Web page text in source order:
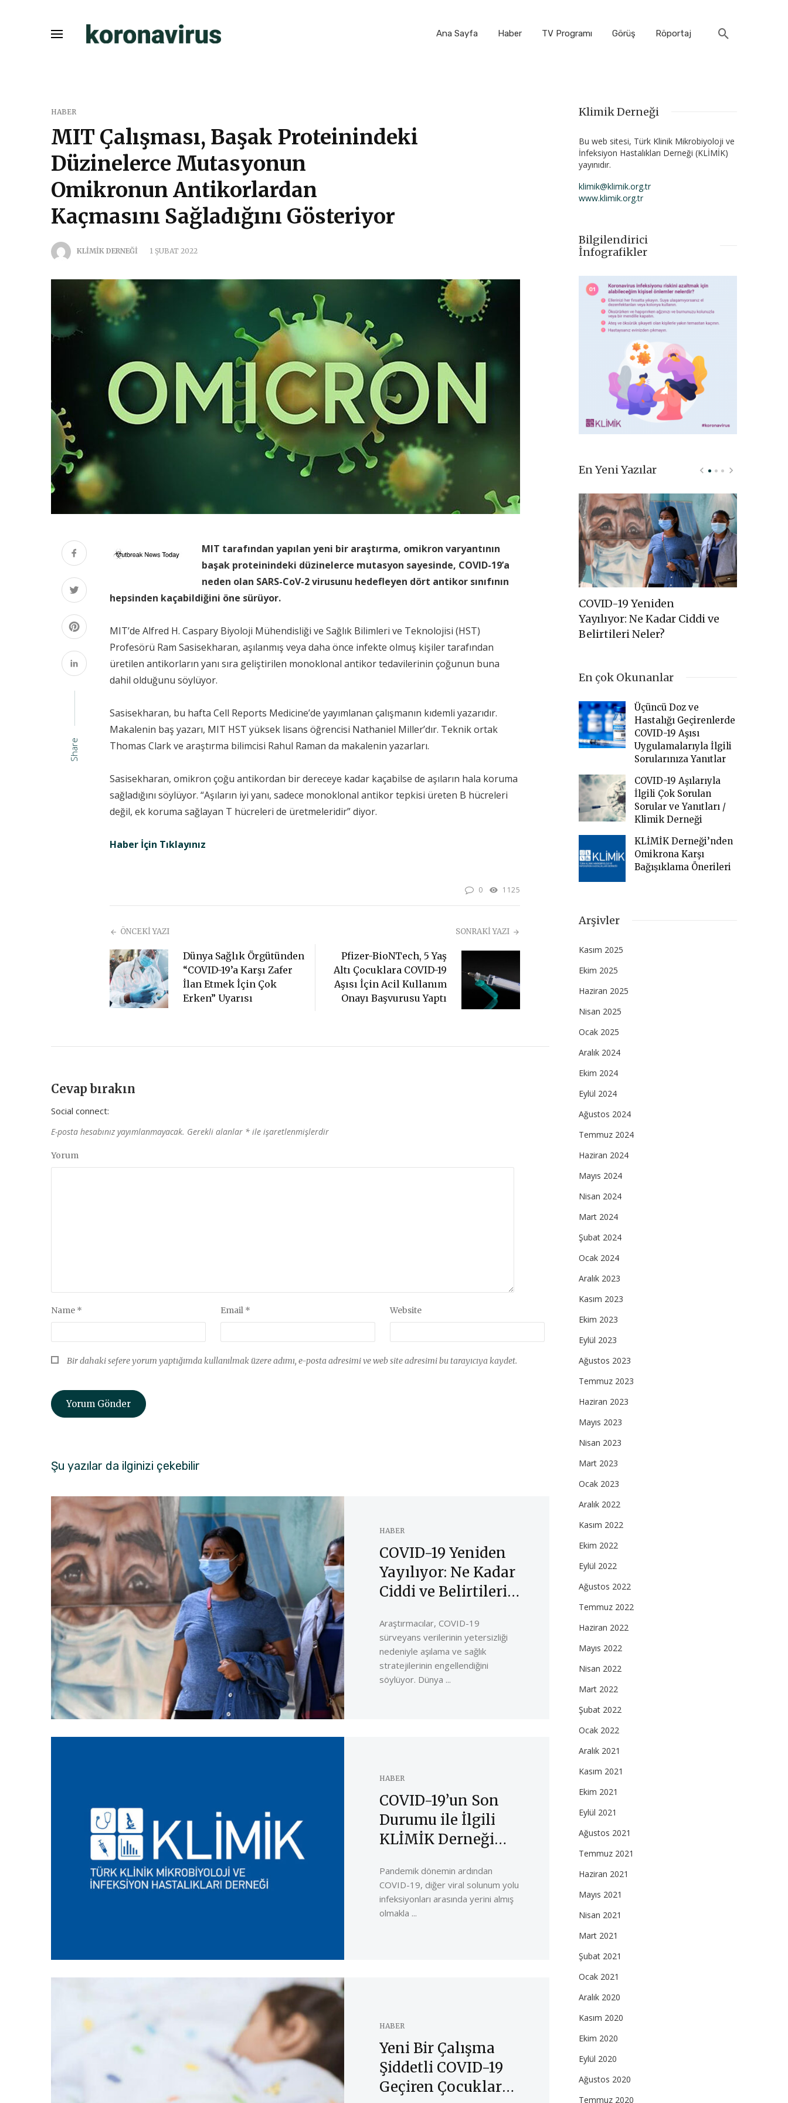
Ana Sayfa Haber TV Programı Görüş Röportaj
HABER
MIT Çalışması, Başak Proteinindeki
Düzinelerce Mutasyonun
Omikronun Antikorlardan
Kaçmasını Sağladığını Gösteriyor
KLİMİK DERNEĞİ 1 ŞUBAT 2022
Share
MIT tarafından yapılan yeni bir araştırma, omikron varyantının
başak proteinindeki düzinelerce mutasyon sayesinde, COVID-19’a
neden olan SARS-CoV-2 virusunu hedefleyen dört antikor sınıfının
hepsinden kaçabildiğini öne sürüyor.
MIT’de Alfred H. Caspary Biyoloji Mühendisliği ve Sağlık Bilimleri ve Teknolojisi (HST)
Profesörü Ram Sasisekharan, aşılanmış veya daha önce infekte olmuş kişiler tarafından
üretilen antikorların yanı sıra geliştirilen monoklonal antikor tedavilerinin çoğunun buna
dahil olduğunu söylüyor.
Sasisekharan, bu hafta Cell Reports Medicine’de yayımlanan çalışmanın kıdemli yazarıdır.
Makalenin baş yazarı, MIT HST yüksek lisans öğrencisi Nathaniel Miller’dır. Teknik ortak
Thomas Clark ve araştırma bilimcisi Rahul Raman da makalenin yazarları.
Sasisekharan, omikron çoğu antikordan bir dereceye kadar kaçabilse de aşıların hala koruma
sağladığını söylüyor. “Aşıların iyi yanı, sadece monoklonal antikor tepkisi üreten B hücreleri
değil, ek koruma sağlayan T hücreleri de üretmeleridir” diyor.
Haber İçin Tıklayınız
0 1125
ÖNCEKİ YAZI
Dünya Sağlık Örgütünden
“COVID-19’a Karşı Zafer
İlan Etmek İçin Çok
Erken” Uyarısı
SONRAKİ YAZI
Pfizer-BioNTech, 5 Yaş
Altı Çocuklara COVID-19
Aşısı İçin Acil Kullanım
Onayı Başvurusu Yaptı
Cevap bırakın
Social connect:
E-posta hesabınız yayımlanmayacak. Gerekli alanlar * ile işaretlenmişlerdir
Yorum
Name * Email * Website
Bir dahaki sefere yorum yaptığımda kullanılmak üzere adımı, e-posta adresimi ve web site adresimi bu tarayıcıya kaydet.
Şu yazılar da ilginizi çekebilir
HABER
COVID-19 Yeniden
Yayılıyor: Ne Kadar
Ciddi ve Belirtileri
Araştırmacılar, COVID-19
sürveyans verilerinin yetersizliği
nedeniyle aşılama ve sağlık
stratejilerinin engellendiğini
söylüyor. Dünya ...
HABER
COVID-19’un Son
Durumu ile İlgili
KLİMİK Derneği
Pandemik dönemin ardından
COVID-19, diğer viral solunum yolu
infeksiyonları arasında yerini almış
olmakla ...
HABER
Yeni Bir Çalışma
Şiddetli COVID-19
Geçiren Çocuklarda
Klimik Derneği
Bu web sitesi, Türk Klinik Mikrobiyoloji ve
İnfeksiyon Hastalıkları Derneği (KLİMİK)
yayınıdır.
klimik@klimik.org.tr
www.klimik.org.tr
Bilgilendirici
İnfografikler
En Yeni Yazılar
COVID-19’un Son Durumu
Bilgi Notu
Bilgilendirilmesine
Yönelik Açıklama
COVID-19 Yeniden
Yayılıyor: Ne Kadar Ciddi ve
Belirtileri Neler?
En çok Okunanlar
Üçüncü Doz ve
Hastalığı Geçirenlerde
COVID-19 Aşısı
Uygulamalarıyla İlgili
Sorularınıza Yanıtlar
COVID-19 Aşılarıyla
İlgili Çok Sorulan
Sorular ve Yanıtları /
Klimik Derneği
KLİMİK Derneği’nden
Omikrona Karşı
Bağışıklama Önerileri
Arşivler
Kasım 2025
Ekim 2025
Haziran 2025
Nisan 2025
Ocak 2025
Aralık 2024
Ekim 2024
Eylül 2024
Ağustos 2024
Temmuz 2024
Haziran 2024
Mayıs 2024
Nisan 2024
Mart 2024
Şubat 2024
Ocak 2024
Aralık 2023
Kasım 2023
Ekim 2023
Eylül 2023
Ağustos 2023
Temmuz 2023
Haziran 2023
Mayıs 2023
Nisan 2023
Mart 2023
Ocak 2023
Aralık 2022
Kasım 2022
Ekim 2022
Eylül 2022
Ağustos 2022
Temmuz 2022
Haziran 2022
Mayıs 2022
Nisan 2022
Mart 2022
Şubat 2022
Ocak 2022
Aralık 2021
Kasım 2021
Ekim 2021
Eylül 2021
Ağustos 2021
Temmuz 2021
Haziran 2021
Mayıs 2021
Nisan 2021
Mart 2021
Şubat 2021
Ocak 2021
Aralık 2020
Kasım 2020
Ekim 2020
Eylül 2020
Ağustos 2020
Temmuz 2020